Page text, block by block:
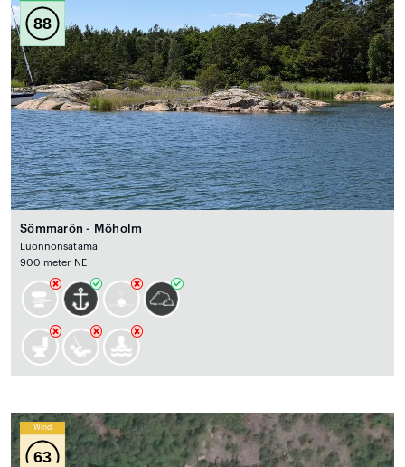
88
Sömmarön - Möholm
Luonnonsatama
900 meter NE
Wind
63